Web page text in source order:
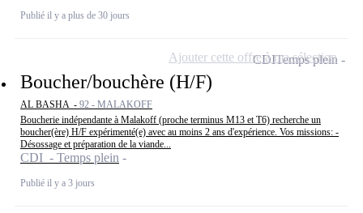
Publié il y a plus de 30 jours
Boucher/bouchère (H/F)
AL BASHA - 92 - MALAKOFF
Boucherie indépendante à Malakoff (proche terminus M13 et T6) recherche un
boucher(ère) H/F expérimenté(e) avec au moins 2 ans d'expérience. Vos missions: -
Désossage et préparation de la viande...
CDI - Temps plein
Publié il y a 3 jours
CDITemps plein
Ajouter cette offre à ma sélection